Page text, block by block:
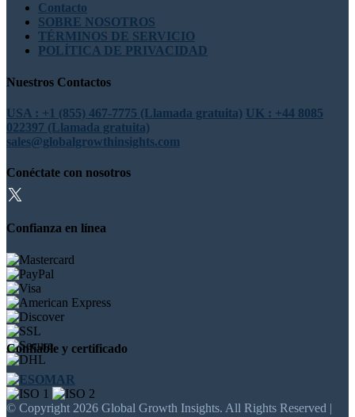
Contacto
SOBRE NOSOTROS
TÉRMINOS DE SERVICIO
POLÍTICA DE PRIVACIDAD
Nuestros Contactos
USA : +1 (855) 467-7775 (Llamada gratuita) UK : +44 8085
022397 (Llamada gratuita)
sales@globalgrowthinsights.com
Conéctate con nosotros
Confianza en línea
Confiable y certificado
© Copyright 2026 Global Growth Insights. All Rights Reserved |